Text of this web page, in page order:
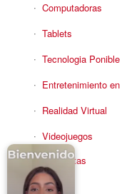
Computadoras
Tablets
Tecnologia Ponible
Entretenimiento
Realidad Virtual
Videojuegos
Reciba Ofertas